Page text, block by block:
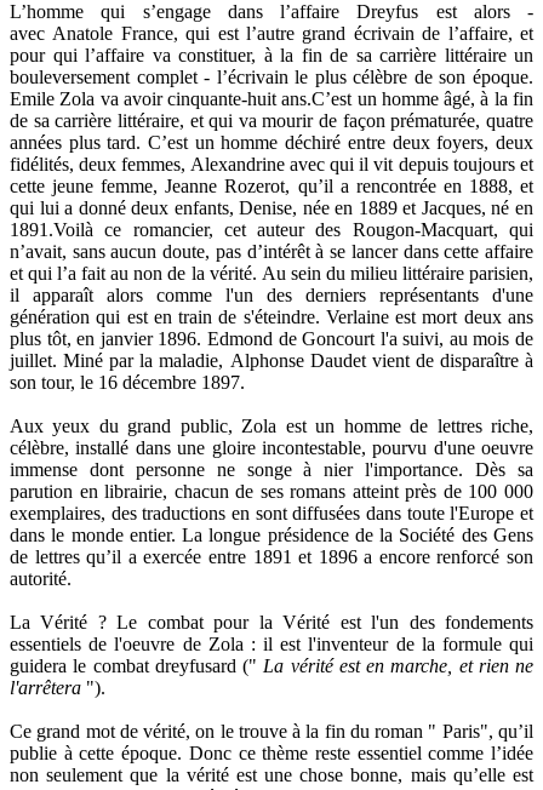
L’homme qui s’engage dans l’affaire Dreyfus est alors -
avec Anatole France, qui est l’autre grand écrivain de l’affaire, et
pour qui l’affaire va constituer, à la fin de sa carrière littéraire un
bouleversement complet - l’écrivain le plus célèbre de son époque.
Emile Zola va avoir cinquante-huit ans.C’est un homme âgé, à la fin
de sa carrière littéraire, et qui va mourir de façon prématurée, quatre
années plus tard. C’est un homme déchiré entre deux foyers, deux
fidélités, deux femmes, Alexandrine avec qui il vit depuis toujours et
cette jeune femme, Jeanne Rozerot, qu’il a rencontrée en 1888, et
qui lui a donné deux enfants, Denise, née en 1889 et Jacques, né en
1891.Voilà ce romancier, cet auteur des Rougon-Macquart, qui
n’avait, sans aucun doute, pas d’intérêt à se lancer dans cette affaire
et qui l’a fait au non de la vérité. Au sein du milieu littéraire parisien,
il apparaît alors comme l'un des derniers représentants d'une
génération qui est en train de s'éteindre. Verlaine est mort deux ans
plus tôt, en janvier 1896. Edmond de Goncourt l'a suivi, au mois de
juillet. Miné par la maladie, Alphonse Daudet vient de disparaître à
son tour, le 16 décembre 1897.
Aux yeux du grand public, Zola est un homme de lettres riche,
célèbre, installé dans une gloire incontestable, pourvu d'une oeuvre
immense dont personne ne songe à nier l'importance. Dès sa
parution en librairie, chacun de ses romans atteint près de 100 000
exemplaires, des traductions en sont diffusées dans toute l'Europe et
dans le monde entier. La longue présidence de la Société des Gens
de lettres qu’il a exercée entre 1891 et 1896 a encore renforcé son
autorité.
La Vérité ? Le combat pour la Vérité est l'un des fondements
essentiels de l'oeuvre de Zola : il est l'inventeur de la formule qui
guidera le combat dreyfusard ("La vérité est en marche, et rien ne
l'arrêtera ").
Ce grand mot de vérité, on le trouve à la fin du roman " Paris", qu’il
publie à cette époque. Donc ce thème reste essentiel comme l’idée
non seulement que la vérité est une chose bonne, mais qu’elle est